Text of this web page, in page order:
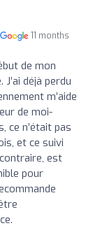
11 months
de mon
déjà perdu
m’aide
de moi-
ce n’était pas
et ce suivi
est
pour